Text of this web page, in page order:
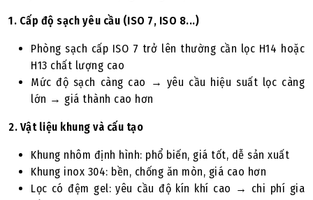
1. Cấp độ sạch yêu cầu (ISO 7, ISO 8...)
Phòng sạch cấp ISO 7 trở lên thường cần lọc H14 hoặc
H13 chất lượng cao
Mức độ sạch càng cao → yêu cầu hiệu suất lọc càng
lớn → giá thành cao hơn
2. Vật liệu khung và cấu tạo
Khung nhôm định hình: phổ biến, giá tốt, dễ sản xuất
Khung inox 304: bền, chống ăn mòn, giá cao hơn
Lọc có đệm gel: yêu cầu độ kín khí cao → chi phí gia